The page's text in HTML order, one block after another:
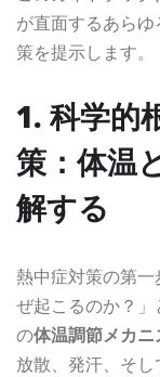
が直面するあら
策を提示します。
1. 科学的
策：体温
解する
熱中症対策の第
ぜ起こるのか？
の体温調節メカニ
放散、発汗、そ